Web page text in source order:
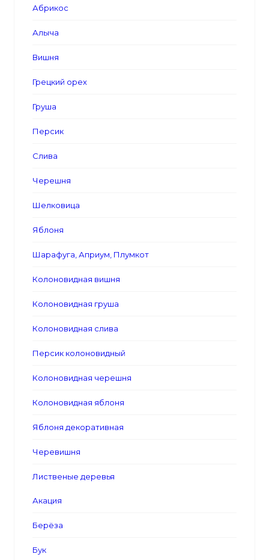
Абрикос
Алыча
Вишня
Грецкий орех
Груша
Персик
Слива
Черешня
Шелковица
Яблоня
Шарафуга, Априум, Плумкот
Колоновидная вишня
Колоновидная груша
Колоновидная слива
Персик колоновидный
Колоновидная черешня
Колоновидная яблоня
Яблоня декоративная
Черевишня
Лиственые деревья
Акация
Берёза
Бук